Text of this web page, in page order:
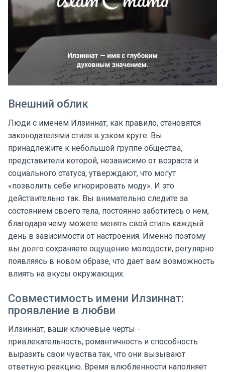
Внешний облик
Люди с именем Илзиннат, как правило, становятся
законодателями стиля в узком круге. Вы
принадлежите к небольшой группе общества,
представители которой, независимо от возраста и
социального статуса, утверждают, что могут
«позволить себе игнорировать моду». И это
действительно так. Вы внимательно следите за
состоянием своего тела, постоянно заботитесь о нем,
благодаря чему можете менять свой стиль каждый
день в зависимости от настроения. Именно поэтому
вы долго сохраняете ощущение молодости, регулярно
появляясь в новом образе, что дает вам возможность
влиять на вкусы окружающих.
Совместимость имени Илзиннат:
проявление в любви
Илзиннат, ваши ключевые черты -
привлекательность, романтичность и способность
выразить свои чувства так, что они вызывают
ответную реакцию. Время влюбленности наполняет